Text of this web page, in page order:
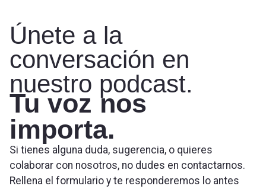
Únete a la
conversación en
nuestro podcast.
Tu voz nos
importa.
Si tienes alguna duda, sugerencia, o quieres
colaborar con nosotros, no dudes en contactarnos.
Rellena el formulario y te responderemos lo antes